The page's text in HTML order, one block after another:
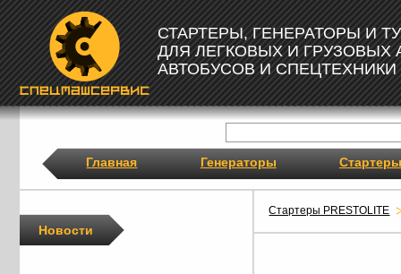
СТАРТЕРЫ, ГЕНЕРАТОРЫ И
ДЛЯ ЛЕГКОВЫХ И ГРУЗОВЫХ
АВТОБУСОВ И СПЕЦТЕХНИКИ
Главная Генераторы Стартеры
Стартеры PRESTOLITE
Новости